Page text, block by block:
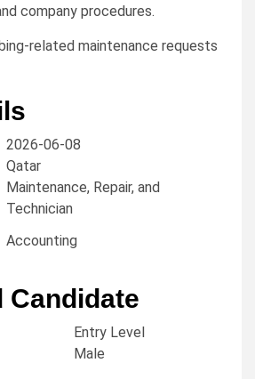
company procedures.
related maintenance requests
2026-06-08
Qatar
Maintenance, Repair, and
Technician
Accounting
Candidate
Entry Level
Male